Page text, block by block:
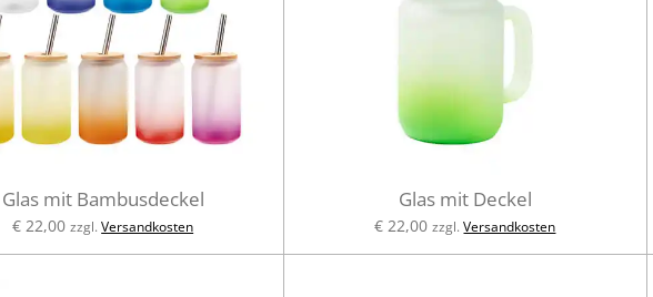
Glas mit Bambusdeckel
€ 22,00 zzgl.Versandkosten
Glas mit Deckel
€ 22,00 zzgl.Versandkosten